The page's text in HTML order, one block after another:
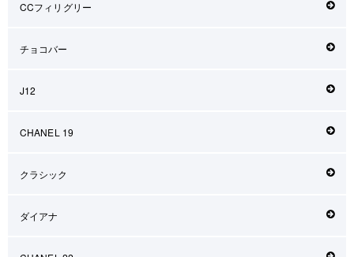
CCフィリグリー
チョコバー
J12
CHANEL 19
クラシック
ダイアナ